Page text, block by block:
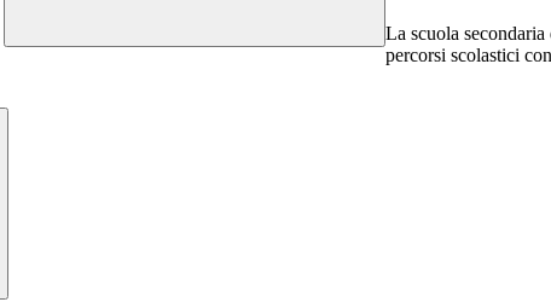
La scuola
percorsi scolastici